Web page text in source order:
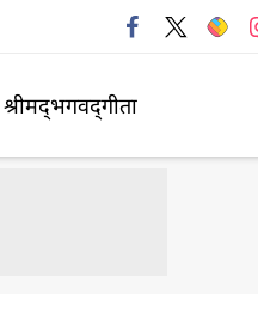
श्रीमद्‍भगवद्‍गीता